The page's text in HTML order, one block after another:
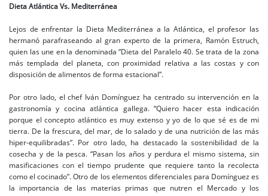
Dieta Atlántica Vs. Mediterránea
Lejos de enfrentar la Dieta Mediterránea a la Atlántica, el profesor las
hermanó parafraseando al gran experto de la primera, Ramón Estruch,
quien las une en la denominada “Dieta del Paralelo 40. Se trata de la zona
más templada del planeta, con proximidad relativa a las costas y con
disposición de alimentos de forma estacional”.
Por otro lado, el chef Iván Domínguez ha centrado su intervención en la
gastronomía y cocina atlántica gallega. “Quiero hacer esta indicación
porque el concepto atlántico es muy extenso y yo de lo que sé es de mi
tierra. De la frescura, del mar, de lo salado y de una nutrición de las más
hiper-equilibradas”. Por otro lado, ha destacado la sostenibilidad de la
cosecha y de la pesca. “Pasan los años y perdura el mismo sistema, sin
masificaciones con el tiempo prudente que requiere tanto la recolecta
como el cocinado”. Otro de los elementos diferenciales para Domínguez es
la importancia de las materias primas que nutren el Mercado y los